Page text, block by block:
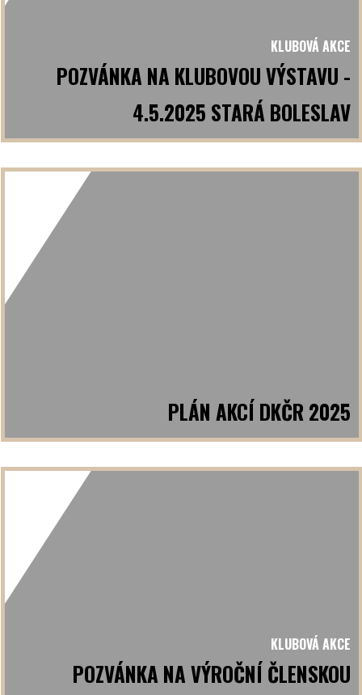
KLUBOVÁ AKCE
POZVÁNKA NA KLUBOVOU VÝSTAVU -
4.5.2025 STARÁ BOLESLAV
PLÁN AKCÍ DKČR 2025
KLUBOVÁ AKCE
POZVÁNKA NA VÝROČNÍ ČLENSKOU